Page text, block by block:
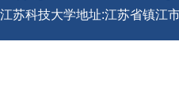
江苏科技大学地址:江苏省镇江